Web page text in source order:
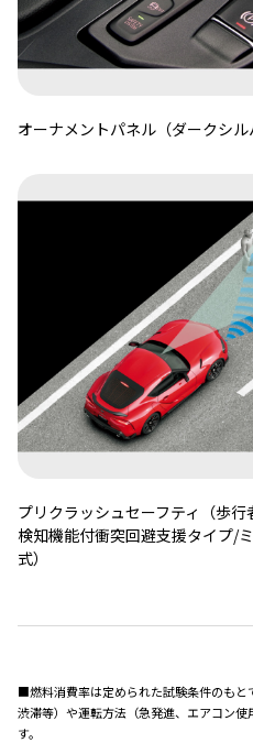
オーナメントパネル（ダークシル
プリクラッシュセーフティ（歩行
検知機能付衝突回避支援タイプ/
式）
■燃料消費率は定められた試験条件のもと
渋滞等）や運転方法（急発進、エアコン
す。